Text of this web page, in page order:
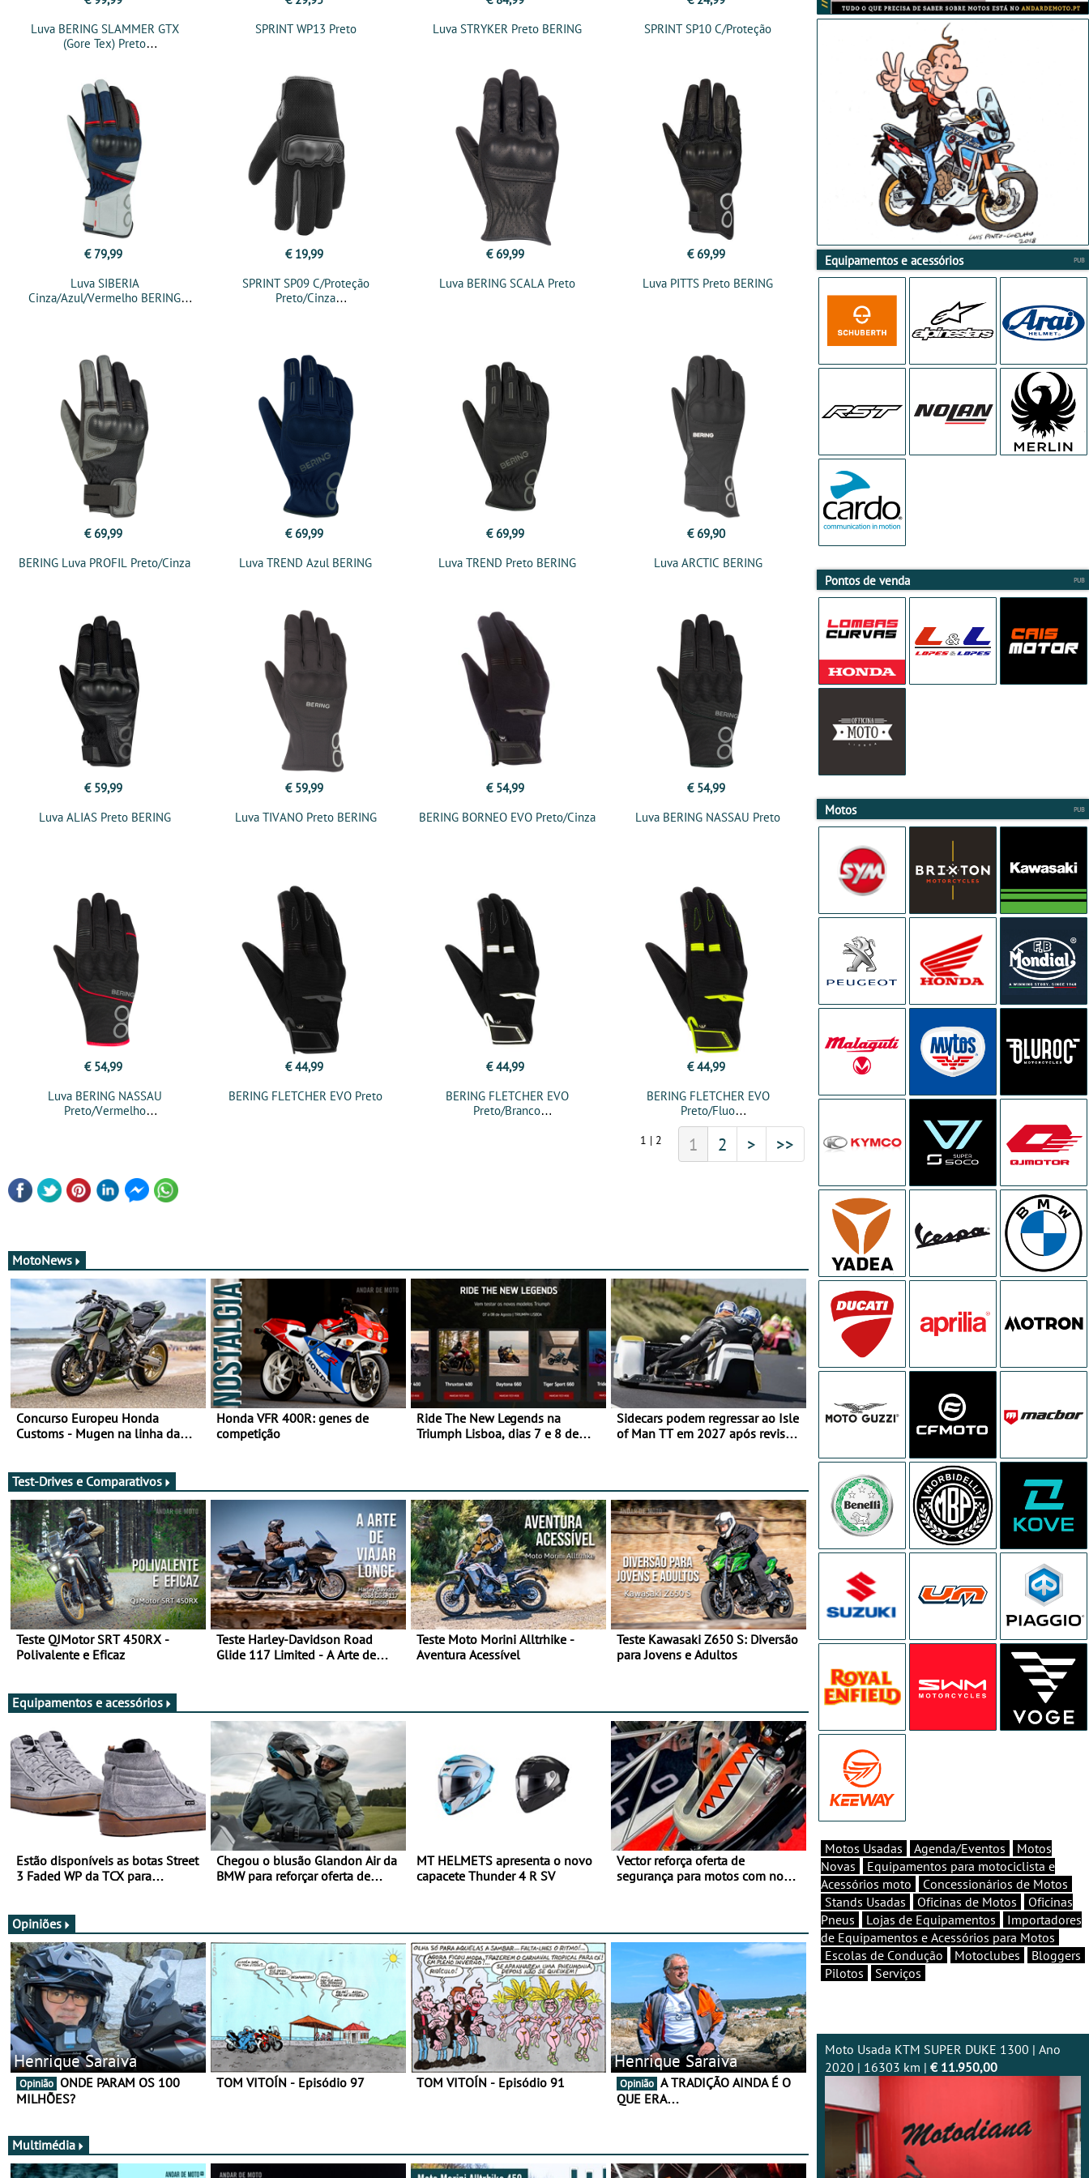
Luva BERING SLAMMER GTX
(Gore Tex) Preto
SPRINT WP13 Preto
Luva STRYKER Preto BERING
SPRINT SP10 C/Proteção
€ 79,99
Luva SIBERIA
Cinza/Azul/Vermelho BERING
€ 19,99
SPRINT SP09 C/Proteção
Preto/Cinza
€ 69,99
Luva BERING SCALA Preto
€ 69,99
Luva PITTS Preto BERING
€ 69,99
BERING Luva PROFIL Preto/Cinza
€ 69,99
Luva TREND Azul BERING
€ 69,99
Luva TREND Preto BERING
€ 69,90
Luva ARCTIC BERING
€ 59,99
Luva ALIAS Preto BERING
€ 59,99
Luva TIVANO Preto BERING
€ 54,99
BERING BORNEO EVO Preto/Cinza
€ 54,99
Luva BERING NASSAU Preto
€ 54,99
Luva BERING NASSAU
Preto/Vermelho
€ 44,99
BERING FLETCHER EVO Preto
€ 44,99
BERING FLETCHER EVO
Preto/Branco
€ 44,99
BERING FLETCHER EVO
Preto/Fluo
1 | 2 1 2 > >>
MotoNews
Concurso Europeu Honda
Customs - Mugen na linha da
Honda VFR 400R: genes de
competição
Ride The New Legends na
Triumph Lisboa, dias 7 e 8 de
Sidecars podem regressar ao Isle
of Man TT em 2027 após revisão
Test-Drives e Comparativos
Teste QJMotor SRT 450RX -
Polivalente e Eficaz
Teste Harley-Davidson Road
Glide 117 Limited - A Arte de
Teste Moto Morini Alltrhike -
Aventura Acessível
Teste Kawasaki Z650 S: Diversão
para Jovens e Adultos
Equipamentos e acessórios
Estão disponíveis as botas Street
3 Faded WP da TCX para
Chegou o blusão Glandon Air da
BMW para reforçar oferta de
MT HELMETS apresenta o novo
capacete Thunder 4 R SV
Vector reforça oferta de
segurança para motos com nova
Opiniões
Henrique Saraiva
Opinião
MILHÕES?
TOM VITOÍN - Episódio 97 TOM VITOÍN - Episódio 91
Henrique Saraiva
Opinião
QUE ERA…
Multimédia
Equipamentos e acessórios
Pontos de venda
Motos
Motos Usadas Agenda/Eventos
Motos
Novas
Equipamentos para motociclista e
Acessórios moto
Concessionários de Motos
Stands Usadas
Oficinas de Motos
Oficinas
Pneus
Lojas de Equipamentos
Importadores
de Equipamentos e Acessórios para Motos
Escolas de Condução
Motoclubes
Bloggers
Pilotos
Serviços
Moto Usada KTM SUPER DUKE 1300 | Ano
2020 | 16303 km | € 11.950,00